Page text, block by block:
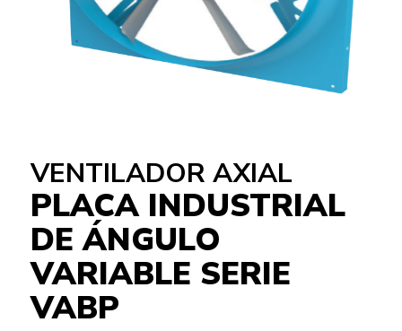
VENTILADOR AXIAL
PLACA INDUSTRIAL
DE ÁNGULO
VARIABLE SERIE
VABP